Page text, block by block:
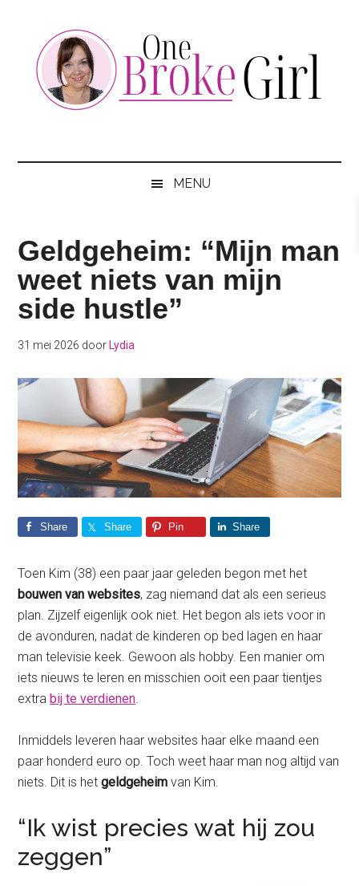
content
secondary
MENU
Geldgeheim: “Mijn man
weet niets van mijn
side hustle”
31 mei 2026 door Lydia
Share Share Pin Share
Toen Kim (38) een paar jaar geleden begon met het
bouwen van websites, zag niemand dat als een serieus
plan. Zijzelf eigenlijk ook niet. Het begon als iets voor in
de avonduren, nadat de kinderen op bed lagen en haar
man televisie keek. Gewoon als hobby. Een manier om
iets nieuws te leren en misschien ooit een paar tientjes
extrabij te verdienen.
Inmiddels leveren haar websites haar elke maand een
paar honderd euro op. Toch weet haar man nog altijd van
niets. Dit is hetgeldgeheim van Kim.
“Ik wist precies wat hij zou
zeggen”